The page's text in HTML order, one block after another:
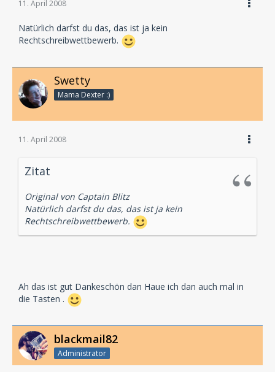
11. April 2008
Natürlich darfst du das, das ist ja kein
Rechtschreibwettbewerb.
Swetty
Mama Dexter :)
11. April 2008
Zitat
Original von Captain Blitz
Natürlich darfst du das, das ist ja kein
Rechtschreibwettbewerb.
Ah das ist gut Dankeschön dan Haue ich dan auch mal in
die Tasten .
blackmail82
Administrator